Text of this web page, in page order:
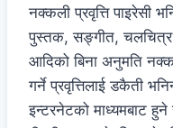
नक्कली प्रवृत्ति पाइरेसी
पुस्तक, सङ्गीत, चलचित्र,
आदिको बिना अनुमति
गर्ने प्रवृत्तिलाई डकैती
इन्टरनेटको माध्यमबाट